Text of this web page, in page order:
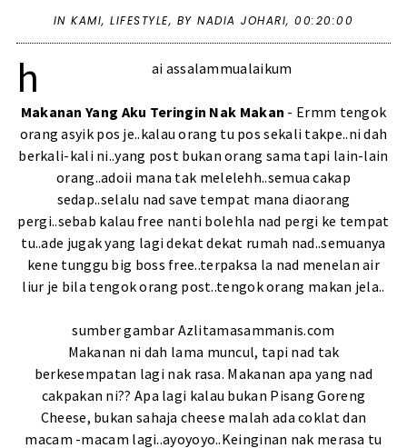
INKAMI,LIFESTYLE, BY NADIA JOHARI,00:20:00
h ai assalammualaikum
Makanan Yang Aku Teringin Nak Makan - Ermm tengok
orang asyik pos je..kalau orang tu pos sekali takpe..ni dah
berkali-kali ni..yang post bukan orang sama tapi lain-lain
orang..adoii mana tak melelehh..semua cakap
sedap..selalu nad save tempat mana diaorang
pergi..sebab kalau free nanti bolehla nad pergi ke tempat
tu..ade jugak yang lagi dekat dekat rumah nad..semuanya
kene tunggu big boss free..terpaksa la nad menelan air
liur je bila tengok orang post..tengok orang makan jela..
sumber gambar Azlitamasammanis.com
Makanan ni dah lama muncul, tapi nad tak
berkesempatan lagi nak rasa. Makanan apa yang nad
cakpakan ni?? Apa lagi kalau bukan Pisang Goreng
Cheese, bukan sahaja cheese malah ada coklat dan
macam -macam lagi..ayoyoyo..Keinginan nak merasa tu